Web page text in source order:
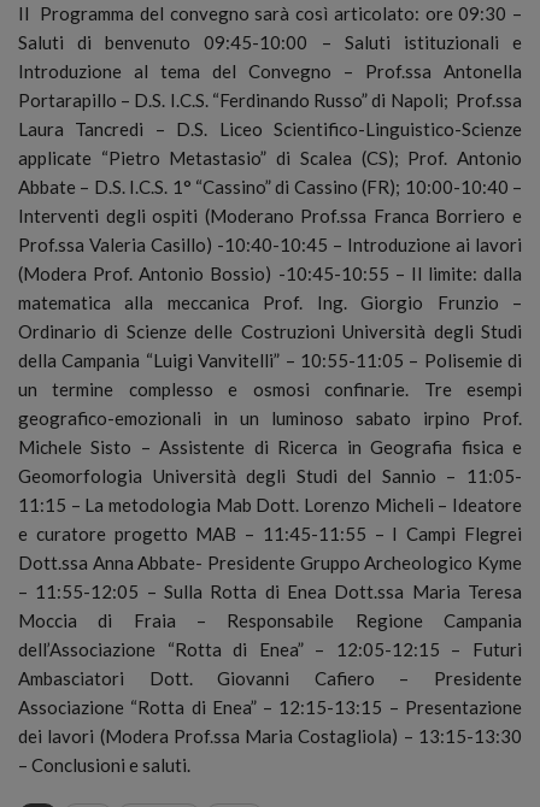
Il Programma del convegno sarà così articolato: ore 09:30 –
Saluti di benvenuto 09:45-10:00 – Saluti istituzionali e
Introduzione al tema del Convegno – Prof.ssa Antonella
Portarapillo – D.S. I.C.S. “Ferdinando Russo” di Napoli; Prof.ssa
Laura Tancredi – D.S. Liceo Scientifico-Linguistico-Scienze
applicate “Pietro Metastasio” di Scalea (CS); Prof. Antonio
Abbate – D.S. I.C.S. 1° “Cassino” di Cassino (FR); 10:00-10:40 –
Interventi degli ospiti (Moderano Prof.ssa Franca Borriero e
Prof.ssa Valeria Casillo) -10:40-10:45 – Introduzione ai lavori
(Modera Prof. Antonio Bossio) -10:45-10:55 – Il limite: dalla
matematica alla meccanica Prof. Ing. Giorgio Frunzio –
Ordinario di Scienze delle Costruzioni Università degli Studi
della Campania “Luigi Vanvitelli” – 10:55-11:05 – Polisemie di
un termine complesso e osmosi confinarie. Tre esempi
geografico-emozionali in un luminoso sabato irpino Prof.
Michele Sisto – Assistente di Ricerca in Geografia fisica e
Geomorfologia Università degli Studi del Sannio – 11:05-
11:15 – La metodologia Mab Dott. Lorenzo Micheli – Ideatore
e curatore progetto MAB – 11:45-11:55 – I Campi Flegrei
Dott.ssa Anna Abbate- Presidente Gruppo Archeologico Kyme
– 11:55-12:05 – Sulla Rotta di Enea Dott.ssa Maria Teresa
Moccia di Fraia – Responsabile Regione Campania
dell’Associazione “Rotta di Enea” – 12:05-12:15 – Futuri
Ambasciatori Dott. Giovanni Cafiero – Presidente
Associazione “Rotta di Enea” – 12:15-13:15 – Presentazione
dei lavori (Modera Prof.ssa Maria Costagliola) – 13:15-13:30
– Conclusioni e saluti.